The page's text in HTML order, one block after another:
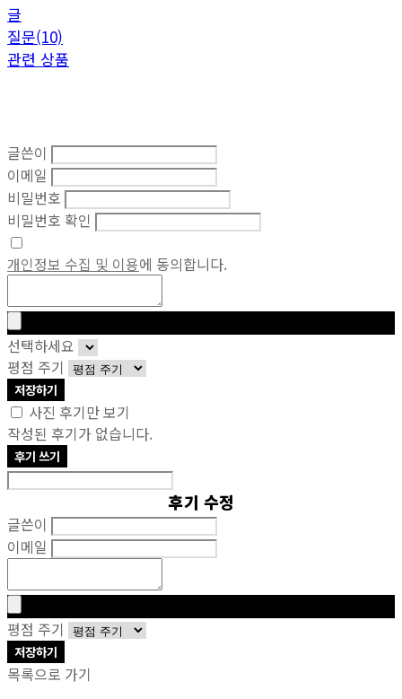
글
질문(10)
관련 상품
글쓴이
이메일
비밀번호
비밀번호 확인
개인정보 수집 및 이용에 동의합니다.
선택하세요
평점 주기
저장하기
사진 후기만 보기
작성된 후기가 없습니다.
후기 쓰기
후기 수정
글쓴이
이메일
평점 주기
저장하기
목록으로 가기